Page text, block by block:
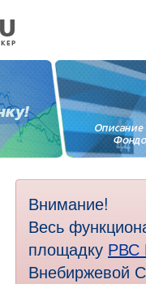
Внимание!
Весь
площадку РВС
Внебиржевой